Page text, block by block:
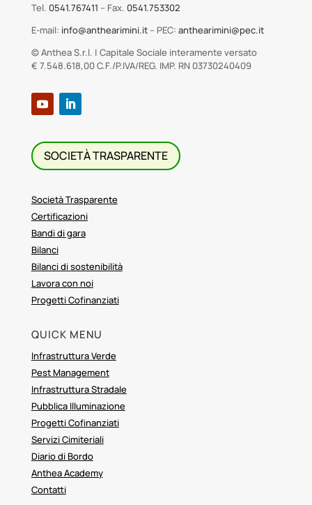
Tel. 0541.767411 – Fax. 0541.753302
E-mail: info@anthearimini.it– PEC: anthearimini@pec.it
© Anthea S.r.l. | Capitale Sociale interamente versato
€ 7.548.618,00 C.F./P.IVA/REG. IMP. RN 03730240409
SOCIETÀ TRASPARENTE
Società Trasparente
Certificazioni
Bandi di gara
Bilanci
Bilanci di sostenibilità
Lavora con noi
Progetti Cofinanziati
QUICK MENU
Infrastruttura Verde
Pest Management
Infrastruttura Stradale
Pubblica Illuminazione
Progetti Cofinanziati
Servizi Cimiteriali
Diario di Bordo
Anthea Academy
Contatti